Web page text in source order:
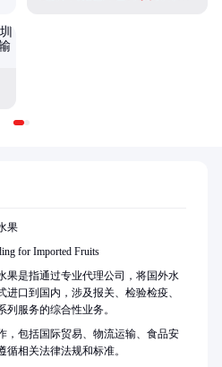
果
for Imported Fruits
果是指通过专业代理公司，将国外水
进口到国内，涉及报关、检验检疫、
列服务的综合性业务。
，包括国际贸易、物流运输、食品安
循相关法律法规和标准。